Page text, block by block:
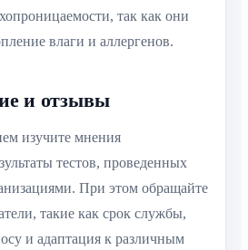
так как они
влаги и аллергенов.
и отзывы
изучите мнения
тестов, проведенных
При этом обращайте
такие как срок службы,
и адаптация к различным